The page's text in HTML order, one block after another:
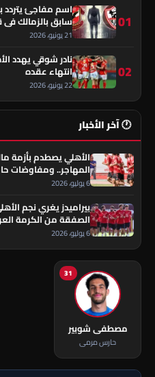
01
اسم مفاجئ
سابق بالزمالك في
21 يونيو، 2026
02
نادر شوقي يهدد
انتهاء عقده
22 يونيو، 2026
🕐 آخر الأخبار
الأهلي يصطدم بأزمة
المهاجر.. ومفاوضات
6 يوليو، 2026
بيراميدز يغري نجم
الصفقة من الكرمة
6 يوليو، 2026
31
مصطفى شوبير
حارس مرمى